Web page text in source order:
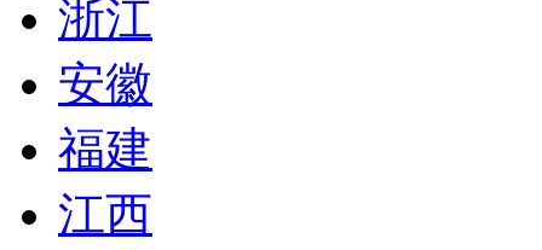
浙江
安徽
福建
江西